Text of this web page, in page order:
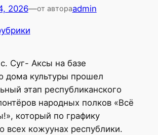
2026—от автораadmin
Суг- Аксы на базе
дома культуры прошел
этап республиканского
народных полков «Всё
который по графику
всех кожуунах республики.